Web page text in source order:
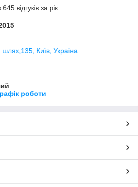
відгуків за рік
шлях,135, Київ, Україна
роботи